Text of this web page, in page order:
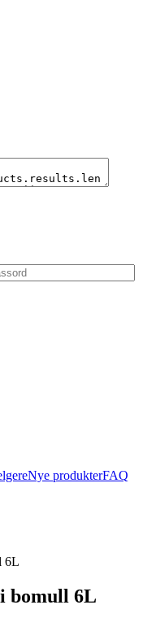
Nye produkterFAQ
6L
i bomull 6L